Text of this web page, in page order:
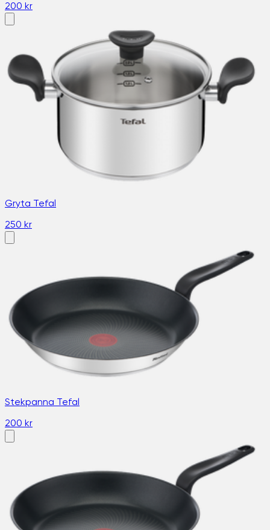
200 kr
Gryta Tefal
250 kr
Stekpanna Tefal
200 kr